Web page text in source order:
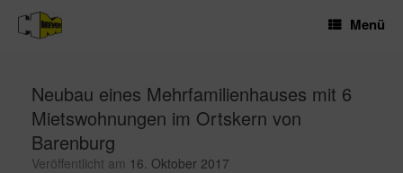
Inhalt
springen
Menü
Neubau eines Mehrfamilienhauses mit 6
Mietswohnungen im Ortskern von
Barenburg
Veröffentlicht am 16. Oktober 2017